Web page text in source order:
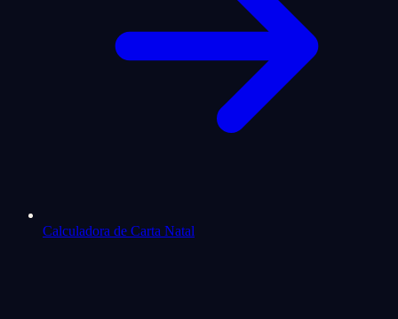
Calculadora de Carta Natal